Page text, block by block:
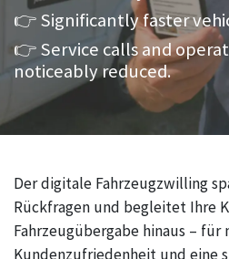
👉 Significantly faster
👉 Service calls and
noticeably reduced.
Der digitale Fahrzeugzwilling
Rückfragen und begleitet Ihre
Fahrzeugübergabe hinaus – für
Kundenzufriedenheit und eine